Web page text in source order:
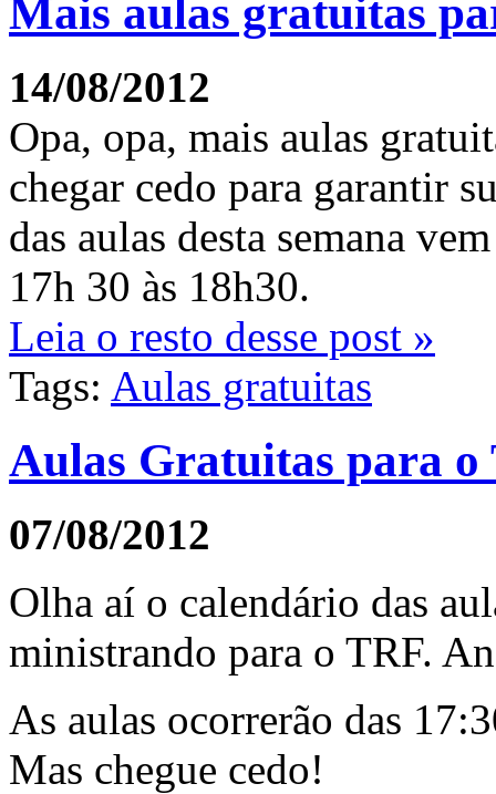
Mais aulas gratuitas
14/08/2012
Opa, opa, mais aulas
chegar cedo para garantir
das aulas desta semana
17h 30 às 18h30.
Leia o resto desse post »
Tags: Aulas gratuitas
Aulas Gratuitas para o
07/08/2012
Olha aí o calendário das
ministrando para o TRF.
As aulas ocorrerão das
Mas chegue cedo!